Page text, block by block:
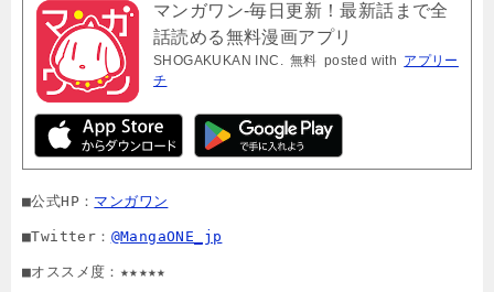
マンガワン-毎日更新！最新話まで全
話読める無料漫画アプリ
SHOGAKUKAN INC. 無料 posted with アプリー
チ
■公式HP： マンガワン
■Twitter： @MangaONE_jp
■オススメ度：★★★★★